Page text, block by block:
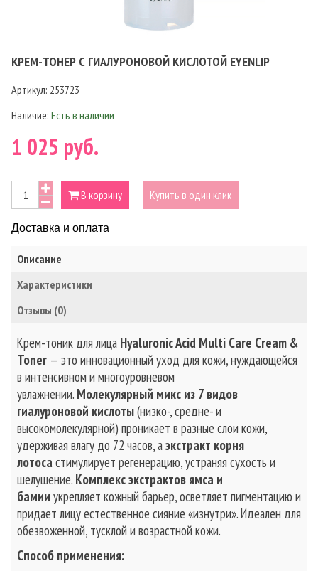
КРЕМ-ТОНЕР С ГИАЛУРОНОВОЙ КИСЛОТОЙ EYENLIP
Артикул: 253723
Наличие: Есть в наличии
1 025 руб.
В корзину Купить в один клик
Доставка и оплата
Описание
Характеристики
Отзывы (0)
Крем-тоник для лица Hyaluronic Acid Multi Care Cream &
Toner — это инновационный уход для кожи, нуждающейся
в интенсивном и многоуровневом
увлажнении. Молекулярный микс из 7 видов
гиалуроновой кислоты(низко-, средне- и
высокомолекулярной) проникает в разные слои кожи,
удерживая влагу до 72 часов, аэкстракт корня
лотосастимулирует регенерацию, устраняя сухость и
шелушение. Комплекс экстрактов ямса и
бамии укрепляет кожный барьер, осветляет пигментацию и
придает лицу естественное сияние «изнутри». Идеален для
обезвоженной, тусклой и возрастной кожи.
Способ применения: